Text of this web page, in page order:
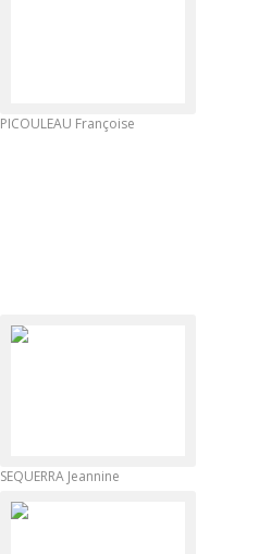
PICOULEAU Françoise
SEQUERRA Jeannine